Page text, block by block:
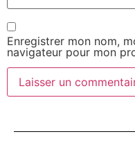
Enregistrer mon nom,
navigateur pour mon